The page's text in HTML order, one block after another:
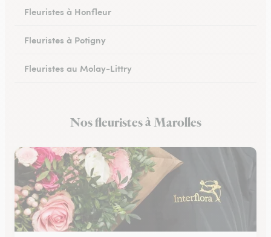
Fleuristes à Honfleur
Fleuristes à Potigny
Fleuristes au Molay-Littry
Fleuristes à Saint-Martin-de-Fontenay
Nos fleuristes à Marolles